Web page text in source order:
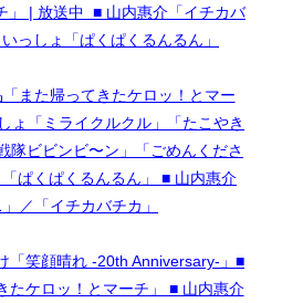
」 | 放送中 ■ 山内惠介「イチカバ
っしょ「ぱくぱくるんるん」
また帰ってきたケロッ！とマー
ょ「ミライクルクル」「たこやき
隊ビビンビ〜ン」「ごめんくださ
ぱくぱくるんるん」 ■ 山内惠介
」／「イチカバチカ」
「笑顔晴れ -20th Anniversary-」■
たケロッ！とマーチ」 ■ 山内惠介